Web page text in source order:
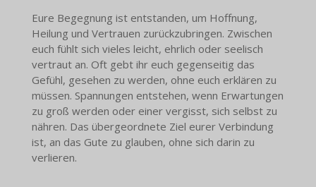
Eure Begegnung ist entstanden, um Hoffnung,
Heilung und Vertrauen zurückzubringen. Zwischen
euch fühlt sich vieles leicht, ehrlich oder seelisch
vertraut an. Oft gebt ihr euch gegenseitig das
Gefühl, gesehen zu werden, ohne euch erklären zu
müssen. Spannungen entstehen, wenn Erwartungen
zu groß werden oder einer vergisst, sich selbst zu
nähren. Das übergeordnete Ziel eurer Verbindung
ist, an das Gute zu glauben, ohne sich darin zu
verlieren.